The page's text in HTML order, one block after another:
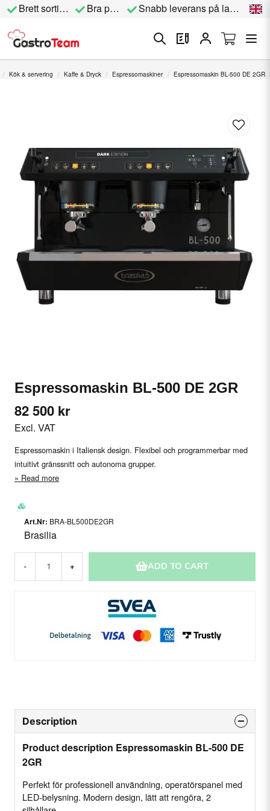
Brett sortiment Bra priser Snabb leverans på lagervara
Kök & servering Kaffe & Dryck Espressomaskiner Espressomaskin BL-500 DE 2GR
Espressomaskin BL-500 DE 2GR
82 500 kr
Excl. VAT
Espressomaskin i Italiensk design. Flexibel och programmerbar med
intuitivt gränssnitt och autonoma grupper.
Read more
BRA-BL500DE2GR
Brasilia
- + ADD TO CART
Description
Product description Espressomaskin BL-500 DE
2GR
Perfekt för professionell användning, operatörspanel med
LED-belysning. Modern design, lätt att rengöra, 2